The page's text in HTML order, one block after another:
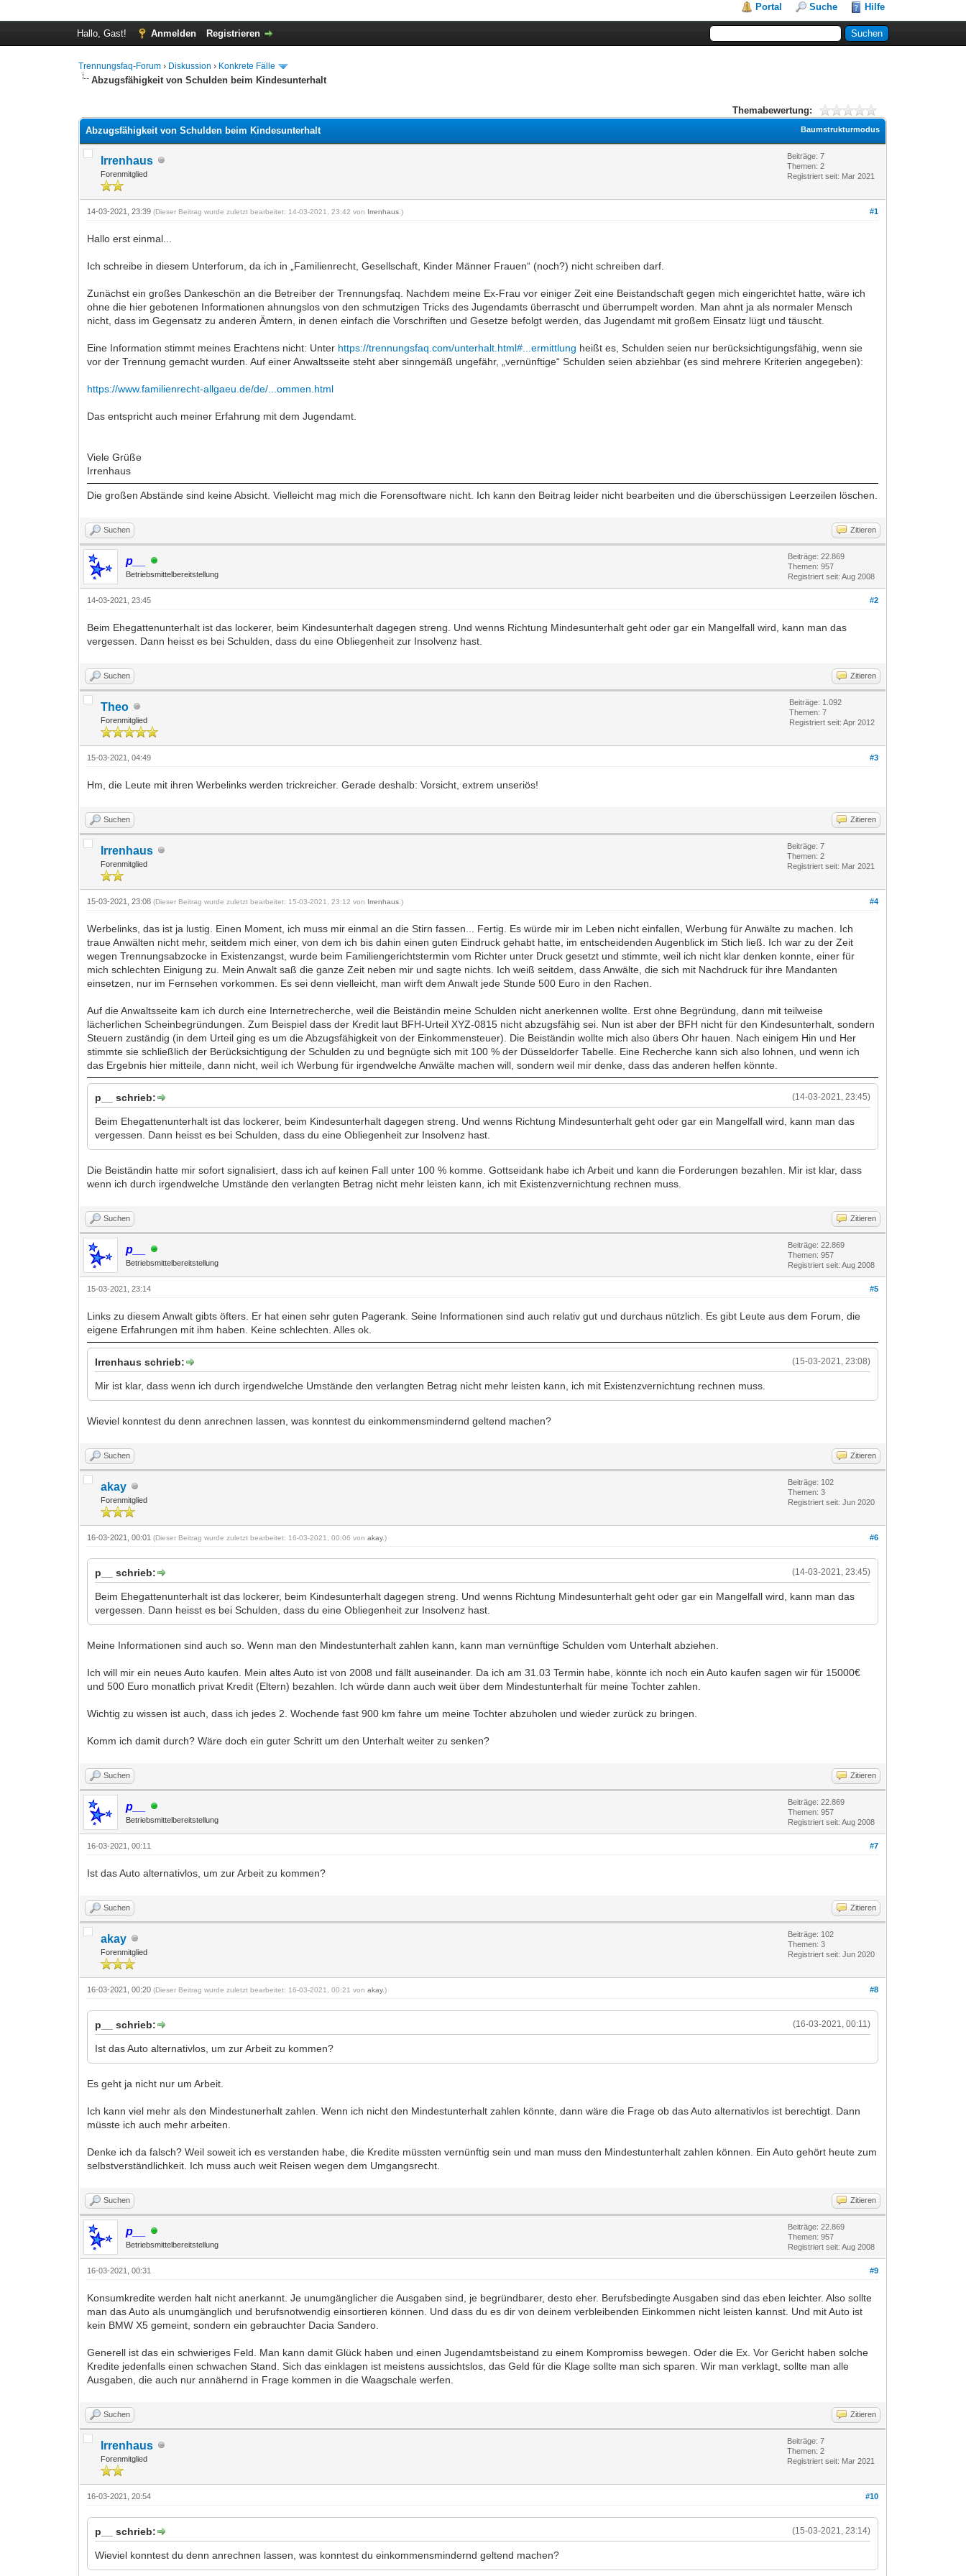
Portal Suche Hilfe
Hallo, Gast! Anmelden Registrieren
Trennungsfaq-Forum › Diskussion › Konkrete Fälle
Abzugsfähigkeit von Schulden beim Kindesunterhalt
Themabewertung:
Baumstrukturmodus
Abzugsfähigkeit von Schulden beim Kindesunterhalt
Irrenhaus
Forenmitglied
Beiträge: 7
Themen: 2
Registriert seit: Mar 2021
#1
14-03-2021, 23:39(Dieser Beitrag wurde zuletzt bearbeitet: 14-03-2021, 23:42 von Irrenhaus .)
Hallo erst einmal...
Ich schreibe in diesem Unterforum, da ich in „Familienrecht, Gesellschaft, Kinder Männer Frauen“ (noch?) nicht schreiben darf.
Zunächst ein großes Dankeschön an die Betreiber der Trennungsfaq. Nachdem meine Ex-Frau vor einiger Zeit eine Beistandschaft gegen mich eingerichtet hatte, wäre ich
ohne die hier gebotenen Informationen ahnungslos von den schmutzigen Tricks des Jugendamts überrascht und überrumpelt worden. Man ahnt ja als normaler Mensch
nicht, dass im Gegensatz zu anderen Ämtern, in denen einfach die Vorschriften und Gesetze befolgt werden, das Jugendamt mit großem Einsatz lügt und täuscht.
Eine Information stimmt meines Erachtens nicht: Unter https://trennungsfaq.com/unterhalt.html#...ermittlung heißt es, Schulden seien nur berücksichtigungsfähig, wenn sie
vor der Trennung gemacht wurden. Auf einer Anwaltsseite steht aber sinngemäß ungefähr, „vernünftige“ Schulden seien abziehbar (es sind mehrere Kriterien angegeben):
https://www.familienrecht-allgaeu.de/de/...ommen.html
Das entspricht auch meiner Erfahrung mit dem Jugendamt.
Viele Grüße
Irrenhaus
Die großen Abstände sind keine Absicht. Vielleicht mag mich die Forensoftware nicht. Ich kann den Beitrag leider nicht bearbeiten und die überschüssigen Leerzeilen löschen.
Suchen Zitieren
p__
Betriebsmittelbereitstellung
Beiträge: 22.869
Themen: 957
Registriert seit: Aug 2008
#2
14-03-2021, 23:45
Beim Ehegattenunterhalt ist das lockerer, beim Kindesunterhalt dagegen streng. Und wenns Richtung Mindesunterhalt geht oder gar ein Mangelfall wird, kann man das
vergessen. Dann heisst es bei Schulden, dass du eine Obliegenheit zur Insolvenz hast.
Suchen Zitieren
Theo
Forenmitglied
Beiträge: 1.092
Themen: 7
Registriert seit: Apr 2012
#3
15-03-2021, 04:49
Hm, die Leute mit ihren Werbelinks werden trickreicher. Gerade deshalb: Vorsicht, extrem unseriös!
Suchen Zitieren
Irrenhaus
Forenmitglied
Beiträge: 7
Themen: 2
Registriert seit: Mar 2021
#4
15-03-2021, 23:08(Dieser Beitrag wurde zuletzt bearbeitet: 15-03-2021, 23:12 von Irrenhaus .)
Werbelinks, das ist ja lustig. Einen Moment, ich muss mir einmal an die Stirn fassen... Fertig. Es würde mir im Leben nicht einfallen, Werbung für Anwälte zu machen. Ich
traue Anwälten nicht mehr, seitdem mich einer, von dem ich bis dahin einen guten Eindruck gehabt hatte, im entscheidenden Augenblick im Stich ließ. Ich war zu der Zeit
wegen Trennungsabzocke in Existenzangst, wurde beim Familiengerichtstermin vom Richter unter Druck gesetzt und stimmte, weil ich nicht klar denken konnte, einer für
mich schlechten Einigung zu. Mein Anwalt saß die ganze Zeit neben mir und sagte nichts. Ich weiß seitdem, dass Anwälte, die sich mit Nachdruck für ihre Mandanten
einsetzen, nur im Fernsehen vorkommen. Es sei denn vielleicht, man wirft dem Anwalt jede Stunde 500 Euro in den Rachen.
Auf die Anwaltsseite kam ich durch eine Internetrecherche, weil die Beiständin meine Schulden nicht anerkennen wollte. Erst ohne Begründung, dann mit teilweise
lächerlichen Scheinbegründungen. Zum Beispiel dass der Kredit laut BFH-Urteil XYZ-0815 nicht abzugsfähig sei. Nun ist aber der BFH nicht für den Kindesunterhalt, sondern
Steuern zuständig (in dem Urteil ging es um die Abzugsfähigkeit von der Einkommensteuer). Die Beiständin wollte mich also übers Ohr hauen. Nach einigem Hin und Her
stimmte sie schließlich der Berücksichtigung der Schulden zu und begnügte sich mit 100 % der Düsseldorfer Tabelle. Eine Recherche kann sich also lohnen, und wenn ich
das Ergebnis hier mitteile, dann nicht, weil ich Werbung für irgendwelche Anwälte machen will, sondern weil mir denke, dass das anderen helfen könnte.
(14-03-2021, 23:45)
p__ schrieb:
Beim Ehegattenunterhalt ist das lockerer, beim Kindesunterhalt dagegen streng. Und wenns Richtung Mindesunterhalt geht oder gar ein Mangelfall wird, kann man das
vergessen. Dann heisst es bei Schulden, dass du eine Obliegenheit zur Insolvenz hast.
Die Beiständin hatte mir sofort signalisiert, dass ich auf keinen Fall unter 100 % komme. Gottseidank habe ich Arbeit und kann die Forderungen bezahlen. Mir ist klar, dass
wenn ich durch irgendwelche Umstände den verlangten Betrag nicht mehr leisten kann, ich mit Existenzvernichtung rechnen muss.
Suchen Zitieren
p__
Betriebsmittelbereitstellung
Beiträge: 22.869
Themen: 957
Registriert seit: Aug 2008
#5
15-03-2021, 23:14
Links zu diesem Anwalt gibts öfters. Er hat einen sehr guten Pagerank. Seine Informationen sind auch relativ gut und durchaus nützlich. Es gibt Leute aus dem Forum, die
eigene Erfahrungen mit ihm haben. Keine schlechten. Alles ok.
(15-03-2021, 23:08)
Irrenhaus schrieb:
Mir ist klar, dass wenn ich durch irgendwelche Umstände den verlangten Betrag nicht mehr leisten kann, ich mit Existenzvernichtung rechnen muss.
Wieviel konntest du denn anrechnen lassen, was konntest du einkommensmindernd geltend machen?
Suchen Zitieren
akay
Forenmitglied
Beiträge: 102
Themen: 3
Registriert seit: Jun 2020
#6
16-03-2021, 00:01(Dieser Beitrag wurde zuletzt bearbeitet: 16-03-2021, 00:06 vonakay.)
(14-03-2021, 23:45)
p__ schrieb:
Beim Ehegattenunterhalt ist das lockerer, beim Kindesunterhalt dagegen streng. Und wenns Richtung Mindesunterhalt geht oder gar ein Mangelfall wird, kann man das
vergessen. Dann heisst es bei Schulden, dass du eine Obliegenheit zur Insolvenz hast.
Meine Informationen sind auch so. Wenn man den Mindestunterhalt zahlen kann, kann man vernünftige Schulden vom Unterhalt abziehen.
Ich will mir ein neues Auto kaufen. Mein altes Auto ist von 2008 und fällt auseinander. Da ich am 31.03 Termin habe, könnte ich noch ein Auto kaufen sagen wir für 15000€
und 500 Euro monatlich privat Kredit (Eltern) bezahlen. Ich würde dann auch weit über dem Mindestunterhalt für meine Tochter zahlen.
Wichtig zu wissen ist auch, dass ich jedes 2. Wochende fast 900 km fahre um meine Tochter abzuholen und wieder zurück zu bringen.
Komm ich damit durch? Wäre doch ein guter Schritt um den Unterhalt weiter zu senken?
Suchen Zitieren
p__
Betriebsmittelbereitstellung
Beiträge: 22.869
Themen: 957
Registriert seit: Aug 2008
#7
16-03-2021, 00:11
Ist das Auto alternativlos, um zur Arbeit zu kommen?
Suchen Zitieren
akay
Forenmitglied
Beiträge: 102
Themen: 3
Registriert seit: Jun 2020
#8
16-03-2021, 00:20(Dieser Beitrag wurde zuletzt bearbeitet: 16-03-2021, 00:21 vonakay.)
(16-03-2021, 00:11)
p__ schrieb:
Ist das Auto alternativlos, um zur Arbeit zu kommen?
Es geht ja nicht nur um Arbeit.
Ich kann viel mehr als den Mindestunerhalt zahlen. Wenn ich nicht den Mindestunterhalt zahlen könnte, dann wäre die Frage ob das Auto alternativlos ist berechtigt. Dann
müsste ich auch mehr arbeiten.
Denke ich da falsch? Weil soweit ich es verstanden habe, die Kredite müssten vernünftig sein und man muss den Mindestunterhalt zahlen können. Ein Auto gehört heute zum
selbstverständlichkeit. Ich muss auch weit Reisen wegen dem Umgangsrecht.
Suchen Zitieren
p__
Betriebsmittelbereitstellung
Beiträge: 22.869
Themen: 957
Registriert seit: Aug 2008
#9
16-03-2021, 00:31
Konsumkredite werden halt nicht anerkannt. Je unumgänglicher die Ausgaben sind, je begründbarer, desto eher. Berufsbedingte Ausgaben sind das eben leichter. Also sollte
man das Auto als unumgänglich und berufsnotwendig einsortieren können. Und dass du es dir von deinem verbleibenden Einkommen nicht leisten kannst. Und mit Auto ist
kein BMW X5 gemeint, sondern ein gebrauchter Dacia Sandero.
Generell ist das ein schwieriges Feld. Man kann damit Glück haben und einen Jugendamtsbeistand zu einem Kompromiss bewegen. Oder die Ex. Vor Gericht haben solche
Kredite jedenfalls einen schwachen Stand. Sich das einklagen ist meistens aussichtslos, das Geld für die Klage sollte man sich sparen. Wir man verklagt, sollte man alle
Ausgaben, die auch nur annähernd in Frage kommen in die Waagschale werfen.
Suchen Zitieren
Irrenhaus
Forenmitglied
Beiträge: 7
Themen: 2
Registriert seit: Mar 2021
#10
16-03-2021, 20:54
(15-03-2021, 23:14)
p__ schrieb:
Wieviel konntest du denn anrechnen lassen, was konntest du einkommensmindernd geltend machen?